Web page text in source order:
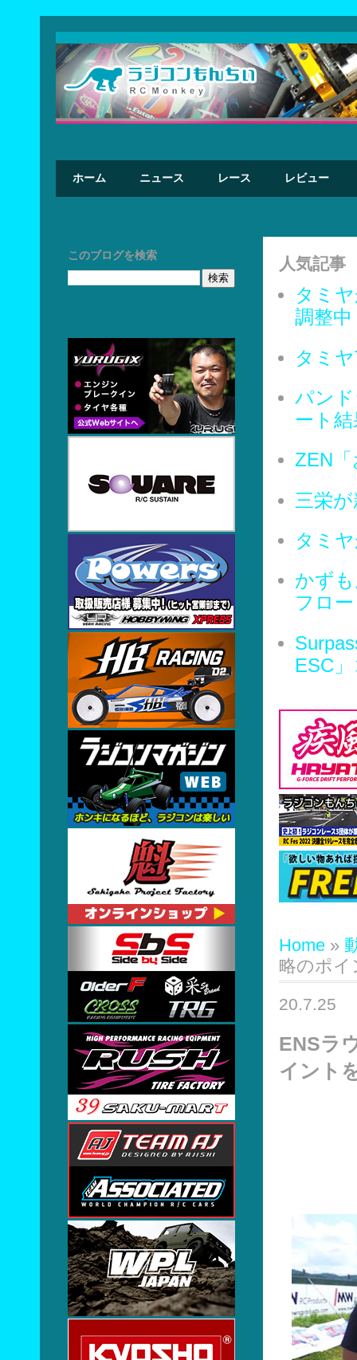
ホーム ニュース レース レビュー
人気記事
タミ
調整中
タミ
パン
ート
ZEN
三栄
タミ
かず
フロ
ESC
Home »
略のポイ
20.7.25
ENSラ
イント
このブログを検索